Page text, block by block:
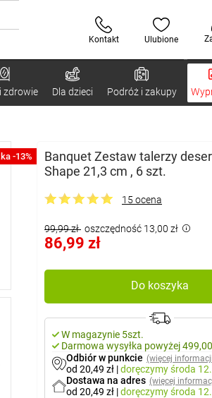
Kontakt Ulubione
zdrowie Dla dzieci Podróż i zakupy
-13%
Banquet Zestaw talerzy
Shape 21,3 cm , 6 szt.
15 ocena
99,99 zł oszczędność 13,00 zł
86,99 zł
Do koszyka
W magazynie 5szt.
Darmowa wysyłka powyżej 499,00
Odbiór w punkcie (więcej
od 20,49 zł |doręczymyśroda
Dostawa na adres (więcej
od 20,49 zł |doręczymyśroda